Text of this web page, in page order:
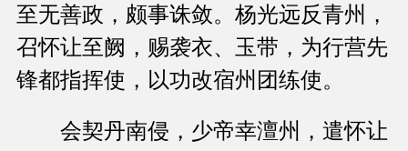
至无善政，颇事诛敛。杨光远反青州，
召怀让至阙，赐袭衣、玉带，为行营先
锋都指挥使，以功改宿州团练使。
会契丹南侵，少帝幸澶州，遣怀让